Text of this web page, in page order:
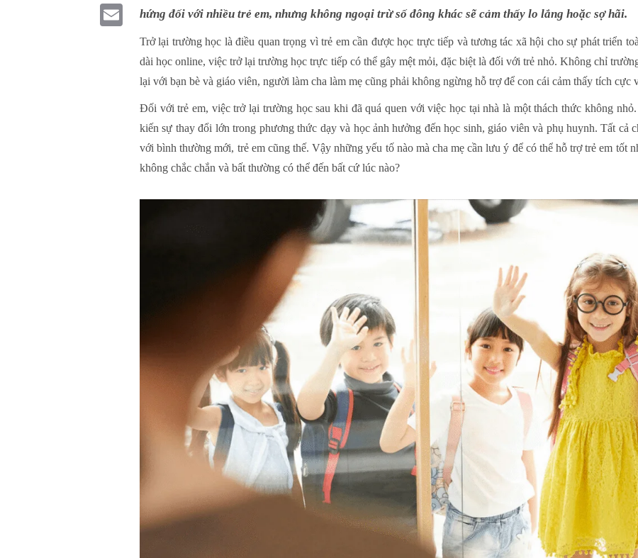
hứng đối với nhiều trẻ em, nhưng không ngoại trừ số đông khác sẽ cảm thấy lo lắng hoặc sợ hãi.
Trở lại trường học là điều quan trọng vì trẻ em cần được học trực tiếp và tương tác xã hội cho sự phát triển
dài học online, việc trở lại trường học trực tiếp có thể gây mệt mỏi, đặc biệt là đối với trẻ nhỏ. Không chỉ
lại với bạn bè và giáo viên, người làm cha làm mẹ cũng phải không ngừng hỗ trợ để con cái cảm thấy tích cực
Đối với trẻ em, việc trở lại trường học sau khi đã quá quen với việc học tại nhà là một thách thức không
kiến sự thay đổi lớn trong phương thức dạy và học ảnh hưởng đến học sinh, giáo viên và phụ huynh. Tất cả
với bình thường mới, trẻ em cũng thế. Vậy những yếu tố nào mà cha mẹ cần lưu ý để có thể hỗ trợ trẻ em tốt
không chắc chắn và bất thường có thể đến bất cứ lúc nào?
Twitter